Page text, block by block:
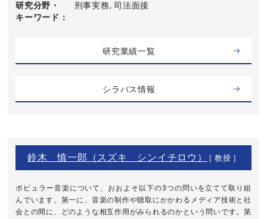
研究分野・
キーワード
刑事実務, 司法面接
研究業績一覧
シラバス情報
鈴木 慎一郎（スズキ シンイチロウ） [ 教授 ]
ポピュラー音楽について、おおよそ以下の3つの問いを立てて取り組
んでいます。第一に、音楽の制作や聴取にかかわるメディア技術と社
会との間に、どのような相互作用がみられるのかという問いです。第